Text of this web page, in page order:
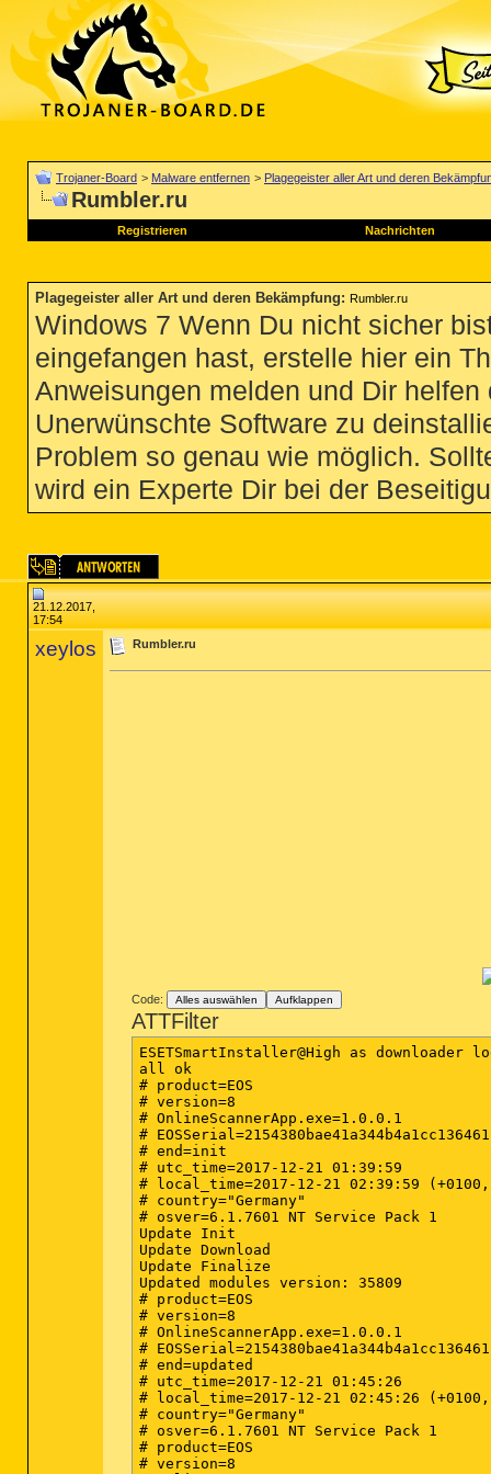
Trojaner-Board > Malware entfernen > Plagegeister aller Art und deren
Rumbler.ru
Registrieren Nachrichten
Plagegeister aller Art und deren Bekämpfung: Rumbler.ru
Windows 7 Wenn Du nicht sicher
eingefangen hast, erstelle hier ein
Anweisungen melden und Dir
Unerwünschte Software zu
Problem so genau wie möglich.
wird ein Experte Dir bei der
21.12.2017,
17:54
xeylos Rumbler.ru
Code: Alles auswählen Aufklappen
ATTFilter
ESETSmartInstaller@High as downloader
all ok
# product=EOS
# version=8
# OnlineScannerApp.exe=1.0.0.1
#
# end=init
# utc_time=2017-12-21 01:39:59
# local_time=2017-12-21 02:39:59
# country="Germany"
# osver=6.1.7601 NT Service Pack 1
Update Init
Update Download
Update Finalize
Updated modules version: 35809
# product=EOS
# version=8
# OnlineScannerApp.exe=1.0.0.1
#
# end=updated
# utc_time=2017-12-21 01:45:26
# local_time=2017-12-21 02:45:26
# country="Germany"
# osver=6.1.7601 NT Service Pack 1
# product=EOS
# version=8